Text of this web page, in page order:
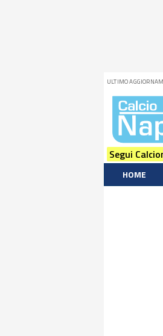
ULTIMO
Segui
HOME